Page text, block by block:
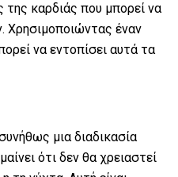
της καρδιάς που μπορεί να
Χρησιμοποιώντας έναν
να εντοπίσει αυτά τα
μια διαδικασία
ότι δεν θα χρειαστεί